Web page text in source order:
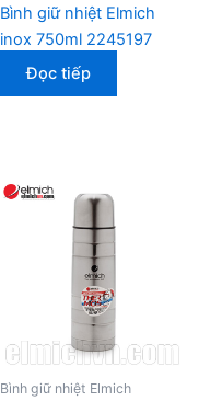
Bình giữ nhiệt Elmich
inox 750ml 2245197
Đọc tiếp
Bình giữ nhiệt Elmich